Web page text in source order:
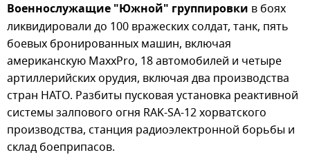
Военнослужащие "Южной" группировки в боях
ликвидировали до 100 вражеских солдат, танк, пять
боевых бронированных машин, включая
американскую MaxxPrо, 18 автомобилей и четыре
артиллерийских орудия, включая два производства
стран НАТО. Разбиты пусковая установка реактивной
системы залпового огня RAK-SA-12 хорватского
производства, станция радиоэлектронной борьбы и
склад боеприпасов.